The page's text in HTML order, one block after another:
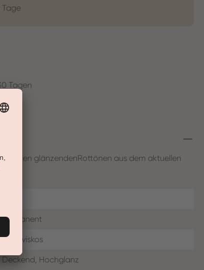
Tage
Tagen
mit den glänzendenRottönen aus dem aktuellen
Permanent
Dünnviskos
Deckend, Hochglanz